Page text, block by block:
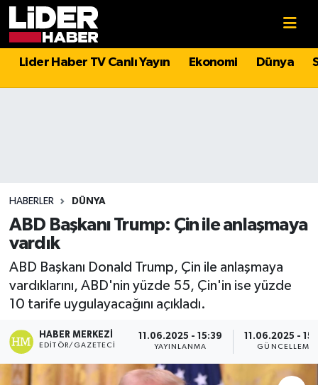
Lider Haber TV Canlı Yayın Ekonomi Dünya
HABERLER DÜNYA
ABD Başkanı Trump: Çin ile anlaşmaya
vardık
ABD Başkanı Donald Trump, Çin ile anlaşmaya
vardıklarını, ABD'nin yüzde 55, Çin'in ise yüzde
10 tarife uygulayacağını açıkladı.
HABER MERKEZI
EDITÖR/GAZETECI
11.06.2025 - 15:39
YAYINLANMA
11.06.2025 -
GÜNCELLEME
Politika
Magazin
Spor
Sağlık
Teknoloji
Turizm
Hava Durumu
Süper Lig Puan Durumu ve Fikstür
Tüm Manşetler
Son Dakika Haberleri
Haber Arşivi